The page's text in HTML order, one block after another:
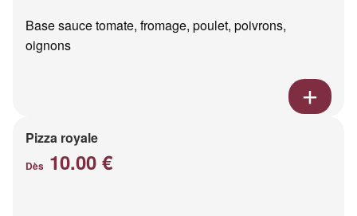
Base sauce tomate, fromage, poulet, poivrons,
oignons
Pizza royale
Dès 10.00 €